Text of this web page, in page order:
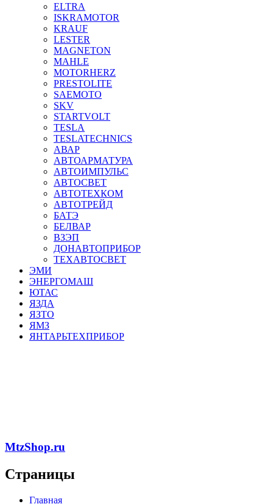
ELTRA
ISKRAMOTOR
KRAUF
LESTER
MAGNETON
MAHLE
MOTORHERZ
PRESTOLITE
SAEMOTO
SKV
STARTVOLT
TESLA
TESLATECHNICS
АВАР
АВТОАРМАТУРА
АВТОИМПУЛЬС
АВТОСВЕТ
АВТОТЕХКОМ
АВТОТРЕЙД
БАТЭ
БЕЛВАР
ВЗЭП
ДОНАВТОПРИБОР
ТЕХАВТОСВЕТ
ЭМИ
ЭНЕРГОМАШ
ЮТАС
ЯЗДА
ЯЗТО
ЯМЗ
ЯНТАРЬТЕХПРИБОР
MtzShop.ru
Страницы
Главная